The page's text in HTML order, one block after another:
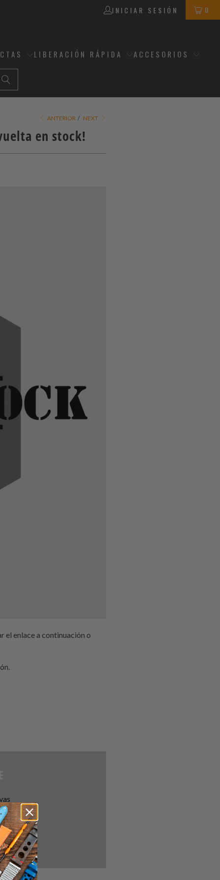
INICIAR SESIÓN 0
LIBERACIÓN RÁPIDA ACCESORIOS
ANTERIOR / NEXT
en stock!
el enlace a continuación o